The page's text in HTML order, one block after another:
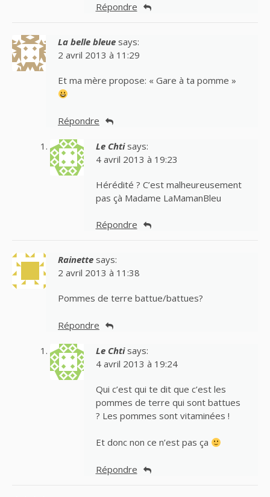
Répondre
La belle bleue says:
2 avril 2013 à 11:29
Et ma mère propose: « Gare à ta pomme »
Répondre
Le Chti says:
4 avril 2013 à 19:23
Hérédité ? C’est malheureusement
pas çà Madame LaMamanBleu
Répondre
Rainette says:
2 avril 2013 à 11:38
Pommes de terre battue/battues?
Répondre
Le Chti says:
4 avril 2013 à 19:24
Qui c’est qui te dit que c’est les
pommes de terre qui sont battues
? Les pommes sont vitaminées !
Et donc non ce n’est pas ça
Répondre